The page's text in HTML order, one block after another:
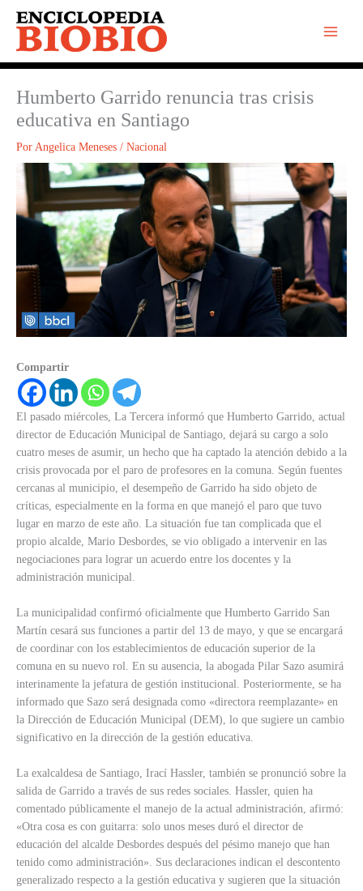
contenido
Humberto Garrido renuncia tras crisis
educativa en Santiago
Por Angelica Meneses / Nacional
Compartir
El pasado miércoles, La Tercera informó que Humberto Garrido, actual
director de Educación Municipal de Santiago, dejará su cargo a solo
cuatro meses de asumir, un hecho que ha captado la atención debido a la
crisis provocada por el paro de profesores en la comuna. Según fuentes
cercanas al municipio, el desempeño de Garrido ha sido objeto de
críticas, especialmente en la forma en que manejó el paro que tuvo
lugar en marzo de este año. La situación fue tan complicada que el
propio alcalde, Mario Desbordes, se vio obligado a intervenir en las
negociaciones para lograr un acuerdo entre los docentes y la
administración municipal.
La municipalidad confirmó oficialmente que Humberto Garrido San
Martín cesará sus funciones a partir del 13 de mayo, y que se encargará
de coordinar con los establecimientos de educación superior de la
comuna en su nuevo rol. En su ausencia, la abogada Pilar Sazo asumirá
interinamente la jefatura de gestión institucional. Posteriormente, se ha
informado que Sazo será designada como «directora reemplazante» en
la Dirección de Educación Municipal (DEM), lo que sugiere un cambio
significativo en la dirección de la gestión educativa.
La exalcaldesa de Santiago, Irací Hassler, también se pronunció sobre la
salida de Garrido a través de sus redes sociales. Hassler, quien ha
comentado públicamente el manejo de la actual administración, afirmó:
«Otra cosa es con guitarra: solo unos meses duró el director de
educación del alcalde Desbordes después del pésimo manejo que han
tenido como administración». Sus declaraciones indican el descontento
generalizado respecto a la gestión educativa y sugieren que la situación